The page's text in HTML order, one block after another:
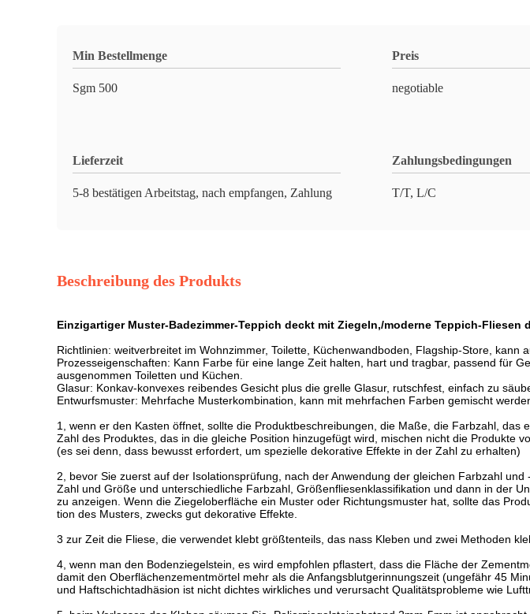
Min Bestellmenge
Sgm 500
Preis
negotiable
Lieferzeit
5-8 bestätigen Arbeitstag, nach empfangen, Zahlung
Zahlungsbedingungen
T/T, L/C
Beschreibung des Produkts
Einzigartiger Muster-Badezimmer-Teppich deckt mit Ziegeln,/moderne Teppich-Fliesen
Richtlinien: weitverbreitet im Wohnzimmer, Toilette, Küchenwandboden, Flagship-Store, kann
Prozesseigenschaften: Kann Farbe für eine lange Zeit halten, hart und tragbar, passend für
ausgenommen Toiletten und Küchen.
Glasur: Konkav-konvexes reibendes Gesicht plus die grelle Glasur, rutschfest, einfach zu
Entwurfsmuster: Mehrfache Musterkombination, kann mit mehrfachen Farben gemischt
1, wenn er den Kasten öffnet, sollte die Produktbeschreibungen, die Maße, die Farbzahl, das
Zahl des Produktes, das in die gleiche Position hinzugefügt wird, mischen nicht die Produkte
(es sei denn, dass bewusst erfordert, um spezielle dekorative Effekte in der Zahl zu erhalten)
2, bevor Sie zuerst auf der Isolationsprüfung, nach der Anwendung der gleichen Farbzahl
Zahl und Größe und unterschiedliche Farbzahl, Größenfliesenklassifikation und dann in der
zu anzeigen. Wenn die Ziegeloberfläche ein Muster oder Richtungsmuster hat, sollte das
tion des Musters, zwecks gut dekorative Effekte.
3 zur Zeit die Fliese, die verwendet klebt größtenteils, das nass Kleben und zwei Methoden
4, wenn man den Bodenziegelstein, es wird empfohlen pflastert, dass die Fläche der
damit den Oberflächenzementmörtel mehr als die Anfangsblutgerinnungszeit (ungefähr 45
und Haftschichtadhäsion ist nicht dichtes wirkliches und verursacht Qualitätsprobleme wie